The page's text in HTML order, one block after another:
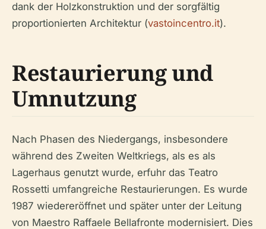
dank der Holzkonstruktion und der sorgfältig
proportionierten Architektur (vastoincentro.it).
Restaurierung und
Umnutzung
Nach Phasen des Niedergangs, insbesondere
während des Zweiten Weltkriegs, als es als
Lagerhaus genutzt wurde, erfuhr das Teatro
Rossetti umfangreiche Restaurierungen. Es wurde
1987 wiedereröffnet und später unter der Leitung
von Maestro Raffaele Bellafronte modernisiert. Dies